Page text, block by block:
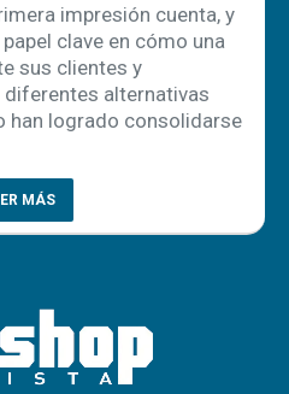
impresión cuenta, y
clave en cómo una
sus clientes y
alternativas
han logrado consolidarse
MÁS